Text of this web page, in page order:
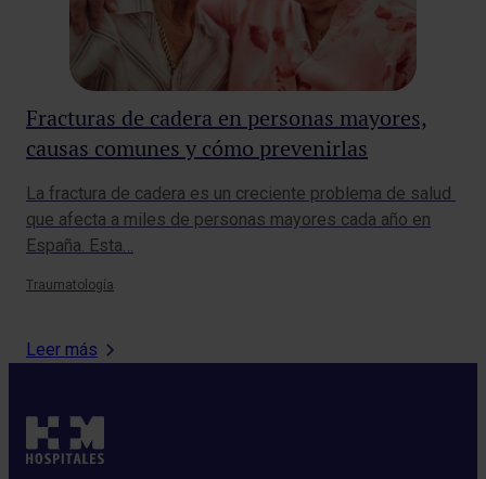
Fracturas de cadera en personas mayores,
causas comunes y cómo prevenirlas
La fractura de cadera es un creciente problema de salud
que afecta a miles de personas mayores cada año en
España. Esta…
Traumatología
Leer más